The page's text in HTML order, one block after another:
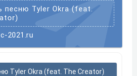
песню Tyler Okra (feat.
2021.ru
Tyler Okra (feat. The Creator)